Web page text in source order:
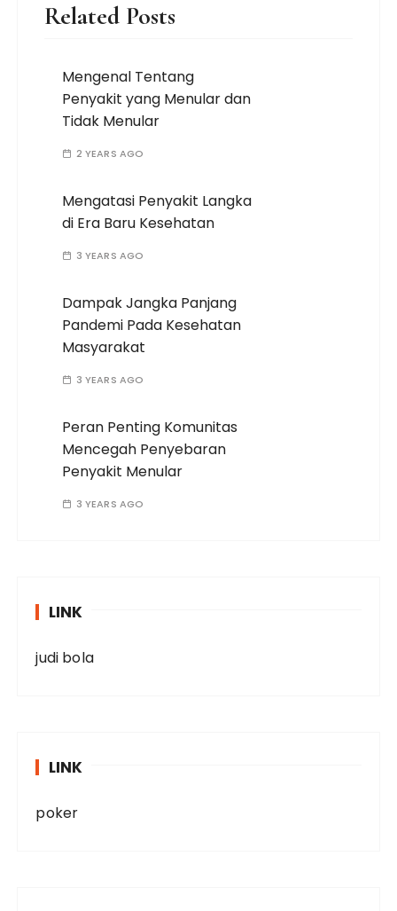
Related Posts
Mengenal Tentang
Penyakit yang Menular dan
Tidak Menular
2 YEARS AGO
Mengatasi Penyakit Langka
di Era Baru Kesehatan
3 YEARS AGO
Dampak Jangka Panjang
Pandemi Pada Kesehatan
Masyarakat
3 YEARS AGO
Peran Penting Komunitas
Mencegah Penyebaran
Penyakit Menular
3 YEARS AGO
LINK
judi bola
LINK
poker